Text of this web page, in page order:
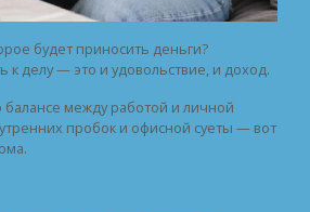
будет приносить деньги?
к делу — это и удовольствие, и доход.
балансе между работой и личной
пробок и офисной суеты — вот